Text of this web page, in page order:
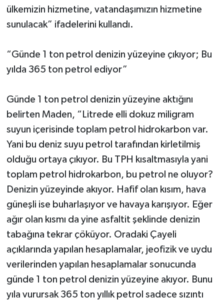
ülkemizin hizmetine, vatandaşımızın hizmetine
sunulacak” ifadelerini kullandı.
“Günde 1 ton petrol denizin yüzeyine çıkıyor; Bu
yılda 365 ton petrol ediyor”
Günde 1 ton petrol denizin yüzeyine aktığını
belirten Maden, “Litrede elli dokuz miligram
suyun içerisinde toplam petrol hidrokarbon var.
Yani bu deniz suyu petrol tarafından kirletilmiş
olduğu ortaya çıkıyor. Bu TPH kısaltmasıyla yani
toplam petrol hidrokarbon, bu petrol ne oluyor?
Denizin yüzeyinde akıyor. Hafif olan kısım, hava
güneşli ise buharlaşıyor ve havaya karışıyor. Eğer
ağır olan kısmı da yine asfaltit şeklinde denizin
tabağına tekrar çöküyor. Oradaki Çayeli
açıklarında yapılan hesaplamalar, jeofizik ve uydu
verilerinden yapılan hesaplamalar sonucunda
günde 1 ton petrol denizin yüzeyine akıyor. Bunu
yıla vurursak 365 ton yıllık petrol sadece sızıntı